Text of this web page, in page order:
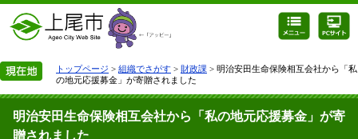
トップページ > 組織でさがす > 財政課 > 明治安田生命保険相互会社から「私
の地元応援募金」が寄贈されました
明治安田生命保険相互会社から「私の地元応援募金」が寄
贈されました